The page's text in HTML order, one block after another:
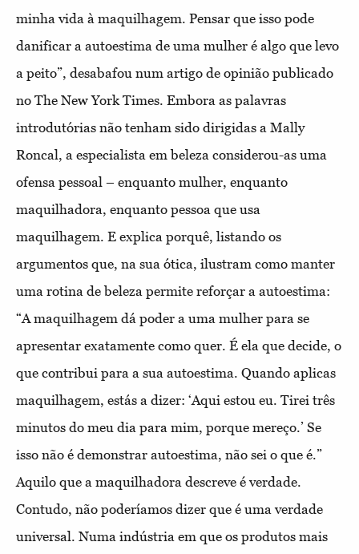
minha vida à maquilhagem. Pensar que isso pode
danificar a autoestima de uma mulher é algo que levo
a peito”, desabafou num artigo de opinião publicado
no The New York Times. Embora as palavras
introdutórias não tenham sido dirigidas a Mally
Roncal, a especialista em beleza considerou-as uma
ofensa pessoal – enquanto mulher, enquanto
maquilhadora, enquanto pessoa que usa
maquilhagem. E explica porquê, listando os
argumentos que, na sua ótica, ilustram como manter
uma rotina de beleza permite reforçar a autoestima:
“A maquilhagem dá poder a uma mulher para se
apresentar exatamente como quer. É ela que decide, o
que contribui para a sua autoestima. Quando aplicas
maquilhagem, estás a dizer: ‘Aqui estou eu. Tirei três
minutos do meu dia para mim, porque mereço.’ Se
isso não é demonstrar autoestima, não sei o que é.”
Aquilo que a maquilhadora descreve é verdade.
Contudo, não poderíamos dizer que é uma verdade
universal. Numa indústria em que os produtos mais